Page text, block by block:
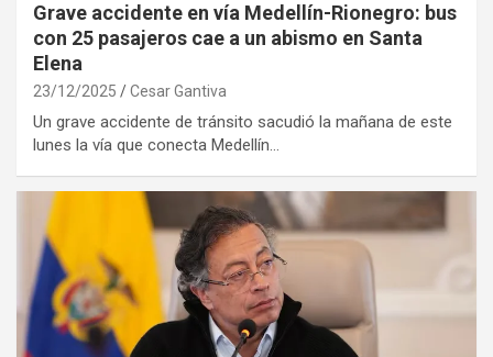
Grave accidente en vía Medellín-Rionegro: bus
con 25 pasajeros cae a un abismo en Santa
Elena
23/12/2025 Cesar Gantiva
Un grave accidente de tránsito sacudió la mañana de este
lunes la vía que conecta Medellín…